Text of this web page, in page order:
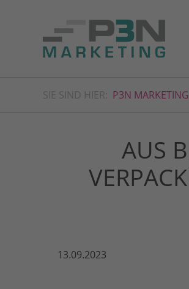
SIE SIND HIER: P3N
AUS
13.09.2023